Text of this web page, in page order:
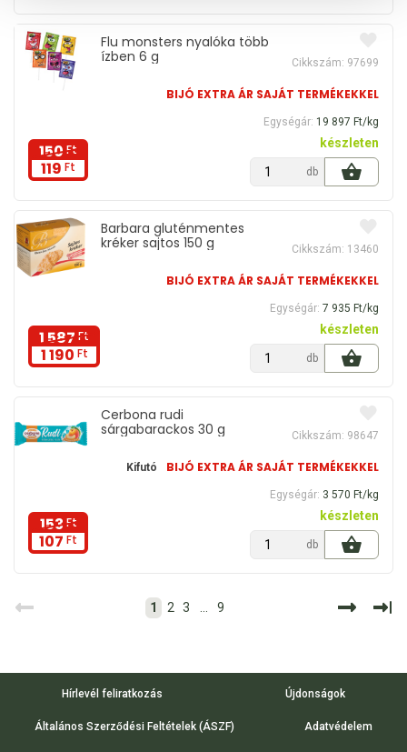
Flu monsters nyalóka több
ízben 6 g
Cikkszám: 97699
BIJÓ EXTRA ÁR SAJÁT TERMÉKEKKEL
Egységár: 19 897 Ft/kg
150 Ft
119 Ft
készleten
db
Barbara gluténmentes
kréker sajtos 150 g
Cikkszám: 13460
BIJÓ EXTRA ÁR SAJÁT TERMÉKEKKEL
Egységár: 7 935 Ft/kg
1 587 Ft
1 190 Ft
készleten
db
Cerbona rudi
sárgabarackos 30 g
Cikkszám: 98647
Kifutó BIJÓ EXTRA ÁR SAJÁT TERMÉKEKKEL
Egységár: 3 570 Ft/kg
153 Ft
107 Ft
készleten
db
1 2 3 9
Hírlevél feliratkozás Újdonságok
Általános Szerződési Feltételek (ÁSZF) Adatvédelem